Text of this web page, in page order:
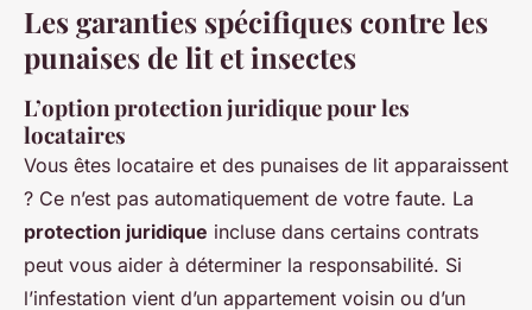
Les garanties spécifiques contre les
punaises de lit et insectes
L’option protection juridique pour les
locataires
Vous êtes locataire et des punaises de lit apparaissent
? Ce n’est pas automatiquement de votre faute. La
protection juridique incluse dans certains contrats
peut vous aider à déterminer la responsabilité. Si
l’infestation vient d’un appartement voisin ou d’un